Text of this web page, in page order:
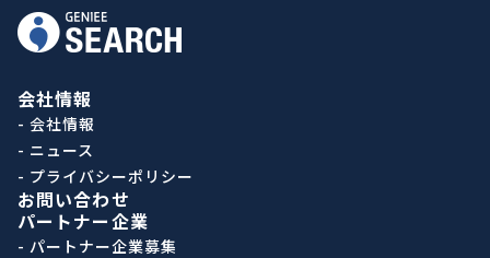
会社情報
- 会社情報
- ニュース
- プライバシーポリシー
お問い合わせ
パートナー企業
- パートナー企業募集